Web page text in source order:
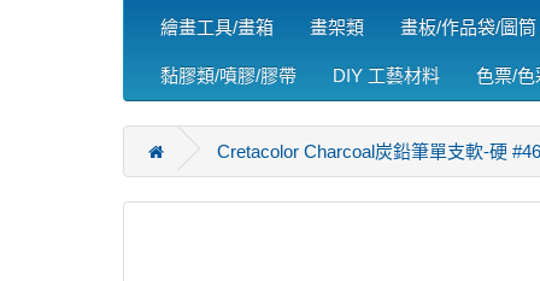
繪畫工具/畫箱 畫架類 畫板/作品袋/圖筒
黏膠類/噴膠/膠帶 DIY 工藝材料 色票/色
Cretacolor Charcoal炭鉛筆單支軟-硬